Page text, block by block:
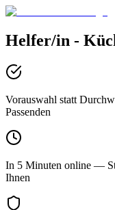
Helfer/in -
Vorauswahl statt
Passenden
In 5 Minuten online —
Ihnen